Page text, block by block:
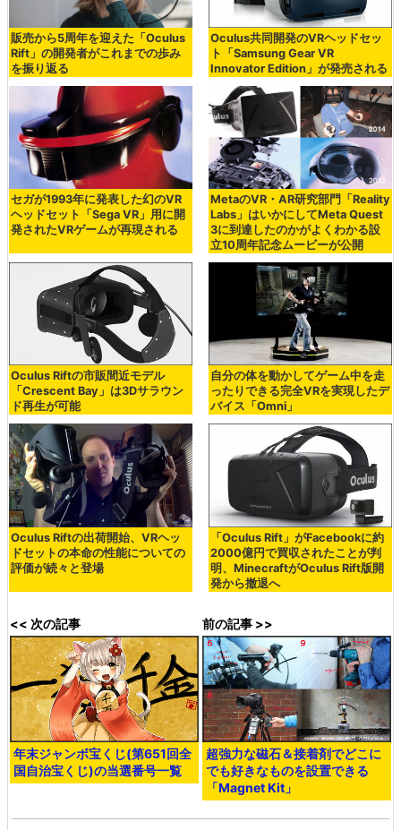
販売から5周年を迎えた「Oculus
Rift」の開発者がこれまでの歩み
を振り返る
Oculus共同開発のVRヘッドセッ
ト「Samsung Gear VR
Innovator Edition」が発売される
セガが1993年に発表した幻のVR
ヘッドセット「Sega VR」用に開
発されたVRゲームが再現される
MetaのVR・AR研究部門「Reality
Labs」はいかにしてMeta Quest
3に到達したのかがよくわかる設
立10周年記念ムービーが公開
Oculus Riftの市販間近モデル
「Crescent Bay」は3Dサラウン
ド再生が可能
自分の体を動かしてゲーム中を走
ったりできる完全VRを実現したデ
バイス「Omni」
Oculus Riftの出荷開始、VRヘッ
ドセットの本命の性能についての
評価が続々と登場
「Oculus Rift」がFacebookに約
2000億円で買収されたことが判
明、MinecraftがOculus Rift版開
発から撤退へ
<< 次の記事
年末ジャンボ宝くじ(第651回全
国自治宝くじ)の当選番号一覧
前の記事 >>
超強力な磁石＆接着剤でどこに
でも好きなものを設置できる
「Magnet Kit」